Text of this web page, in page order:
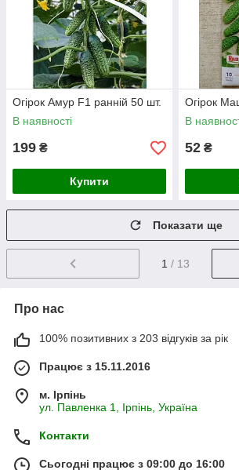
Огірок Амур F1 ранній 50 шт.
В наявності
199 ₴
Купити
Огірок
В
52 ₴
Показати ще
1 / 13
Про нас
100% позитивних з 203 відгуків за рік
Працює з 15.11.2016
м. Ірпінь
ул. Павленка 1, Ірпінь, Україна
Контакти
Сьогодні працює з 09:00 до 16:00